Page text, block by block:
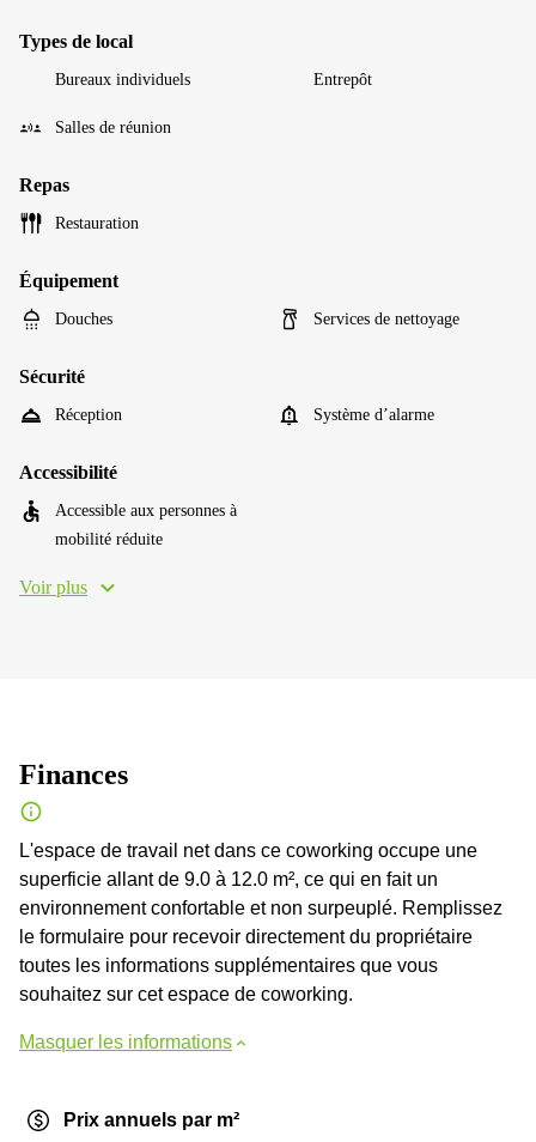
Types de local
Bureaux individuels Entrepôt
Salles de réunion
Repas
Restauration
Équipement
Douches Services de nettoyage
Sécurité
Réception Système d’alarme
Accessibilité
Accessible aux personnes à
mobilité réduite
Voir plus
Finances
L'espace de travail net dans ce coworking occupe une
superficie allant de 9.0 à 12.0 m², ce qui en fait un
environnement confortable et non surpeuplé. Remplissez
le formulaire pour recevoir directement du propriétaire
toutes les informations supplémentaires que vous
souhaitez sur cet espace de coworking.
Masquer les informations
Prix annuels par m²